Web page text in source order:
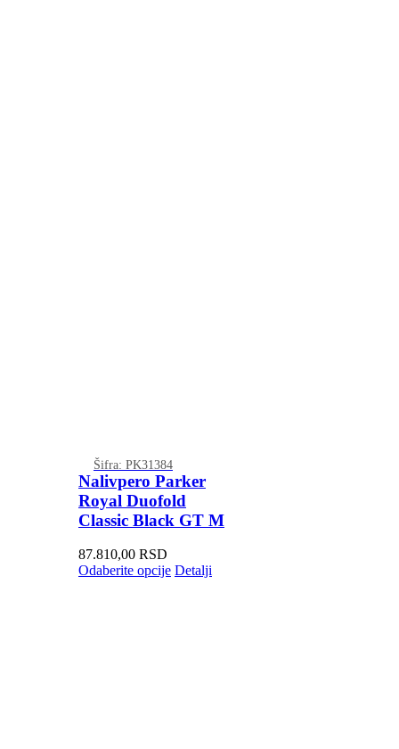
Šifra: PK31384
Nalivpero Parker
Royal Duofold
Classic Black GT M
87.810,00 RSD
Odaberite opcije Detalji